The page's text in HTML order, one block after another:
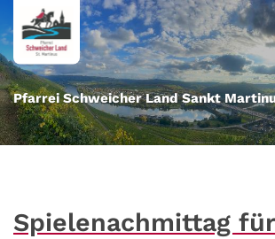
Zum Inhalt springen
Pfarrei Schweicher Land Sankt
Spielenachmittag für